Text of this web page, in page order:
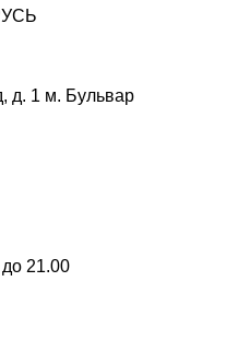
д. 1 м. Бульвар
21.00